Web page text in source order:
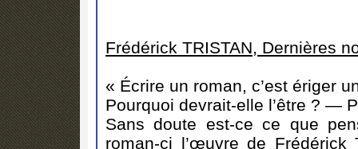
Frédérick TRISTAN, Dernières
« Écrire un roman, c’est ériger
Pourquoi devrait-elle l’être ? —
Sans doute est-ce ce que
roman-ci l’œuvre de